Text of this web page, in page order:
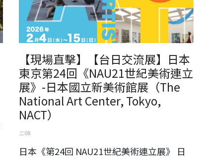
【現場直擊】【台日交流展】日本
東京第24回《NAU21世紀美術連立
展》-日本國立新美術館展（The
National Art Center, Tokyo,
NACT）
二 08
日本《第24回 NAU21世紀美術連立展》 日